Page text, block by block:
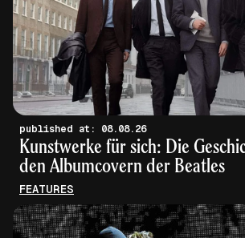
published at: 08.08.26
Kunstwerke für sich: Die
den Albumcovern der Beatles
FEATURES